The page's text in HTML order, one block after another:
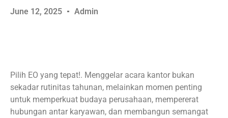
June 12, 2025 Admin
Pilih EO yang tepat!. Menggelar acara kantor bukan
sekadar rutinitas tahunan, melainkan momen penting
untuk memperkuat budaya perusahaan, mempererat
hubungan antar karyawan, dan membangun semangat